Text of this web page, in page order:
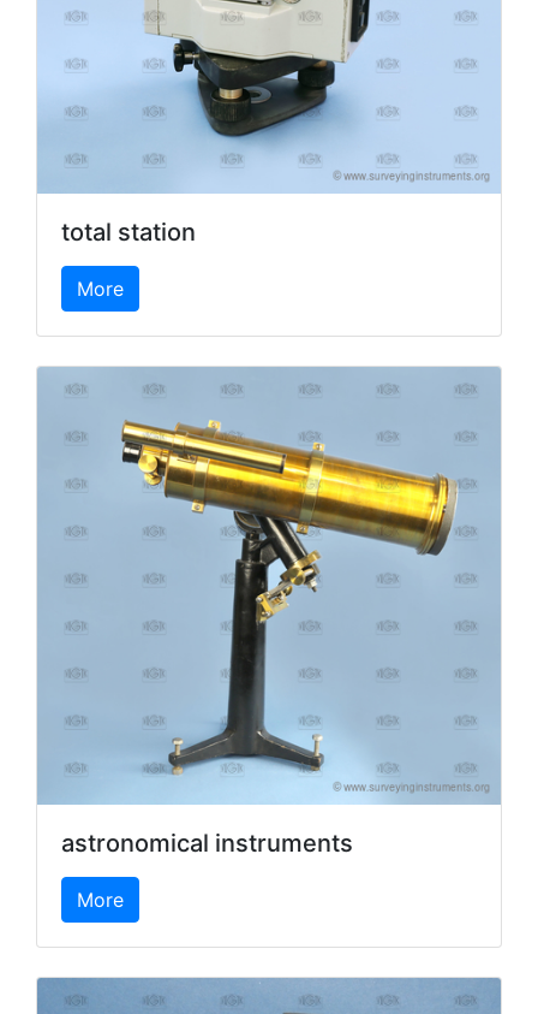
total station
More
astronomical instruments
More